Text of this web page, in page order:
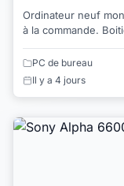
Ordinateur neuf
à la commande. Boitier - Fractal Design Meshify C Carte Mère
PC de bureau
Il y a 4 jours